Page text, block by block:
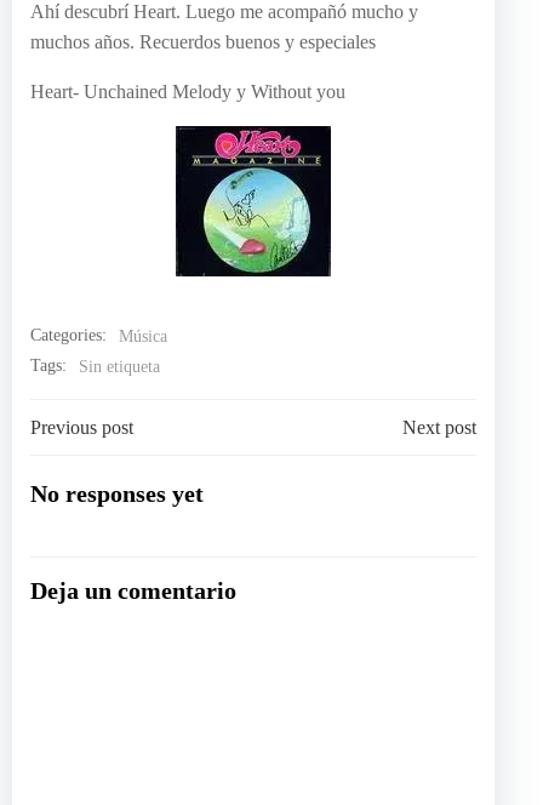
Ahí descubrí Heart. Luego me acompañó mucho y
muchos años. Recuerdos buenos y especiales
Heart- Unchained Melody y Without you
Categories:
Música
Tags:
Sin etiqueta
Navegación
por
entradas
Previous post
Navegación
Next post
No responses yet
Deja un comentario